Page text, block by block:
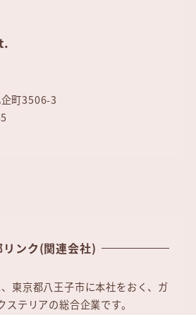
町3506-3
リンク(関連会社)
東京都八王子市に本社をおく、ガ
ステリアの総合企業です。